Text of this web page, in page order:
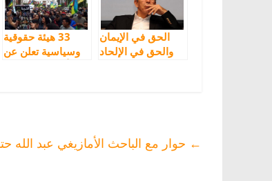
الحق في الإيمان
والحق في الإلحاد
33 هيئة حقوقية
وسياسية تعلن عن
الحصار عن الريف”
← حوار مع الباحث الأمازيغي عبد الله